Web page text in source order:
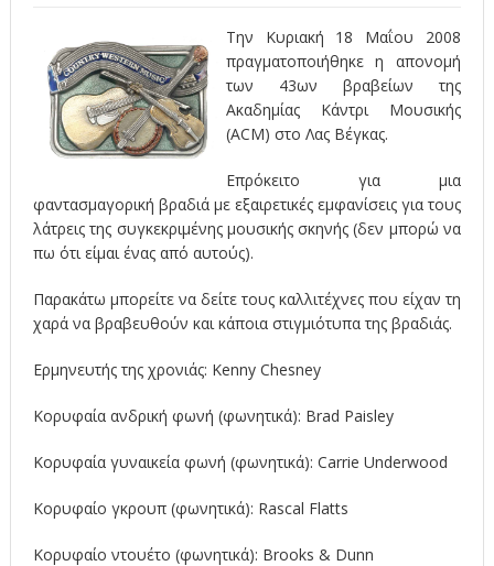
Τρία Βήματα Μπροστά για Σένα και την Επιχείρησή σου
Όψεις και Απόψεις
Αξίζει άραγε?
Την Κυριακή 18 Μαΐου 2008
πραγματοποιήθηκε η απονομή
των 43ων βραβείων της
Ακαδημίας Κάντρι Μουσικής
(ACM) στο Λας Βέγκας.
Επρόκειτο για μια
φαντασμαγορική βραδιά με εξαιρετικές εμφανίσεις για τους
λάτρεις της συγκεκριμένης μουσικής σκηνής (δεν μπορώ να
πω ότι είμαι ένας από αυτούς).
Παρακάτω μπορείτε να δείτε τους καλλιτέχνες που είχαν τη
χαρά να βραβευθούν και κάποια στιγμιότυπα της βραδιάς.
Ερμηνευτής της χρονιάς: Kenny Chesney
Κορυφαία ανδρική φωνή (φωνητικά): Brad Paisley
Κορυφαία γυναικεία φωνή (φωνητικά): Carrie Underwood
Κορυφαίο γκρουπ (φωνητικά): Rascal Flatts
Κορυφαίο ντουέτο (φωνητικά): Brooks & Dunn